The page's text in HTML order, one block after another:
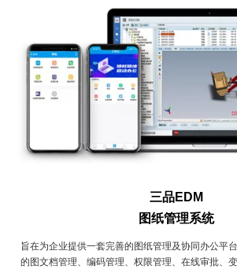
三品EDM
图纸管理系统
旨在为企业提供一套完善的图纸管理及协同办公平
的图文档管理、编码管理、权限管理、在线审批、